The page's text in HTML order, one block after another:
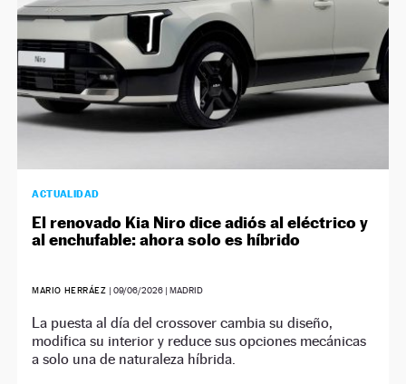
ACTUALIDAD
El renovado Kia Niro dice adiós al eléctrico y
al enchufable: ahora solo es híbrido
MARIO HERRÁEZ | 09/06/2026| MADRID
La puesta al día del crossover cambia su diseño,
modifica su interior y reduce sus opciones mecánicas
a solo una de naturaleza híbrida.